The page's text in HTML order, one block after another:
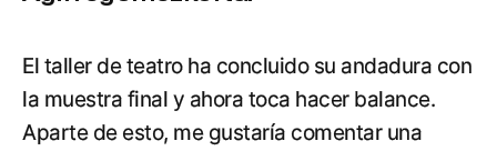
El taller de teatro ha concluido su andadura con
la muestra final y ahora toca hacer balance.
Aparte de esto, me gustaría comentar una